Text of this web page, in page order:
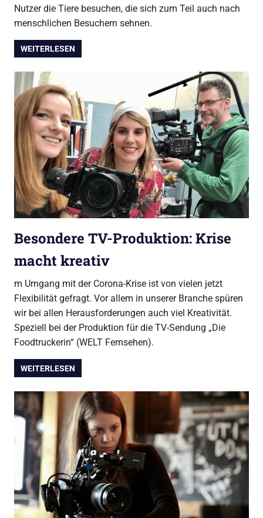
Nutzer die Tiere besuchen, die sich zum Teil auch nach
menschlichen Besuchern sehnen.
WEITERLESEN
Besondere TV-Produktion: Krise
macht kreativ
m Umgang mit der Corona-Krise ist von vielen jetzt
Flexibilität gefragt. Vor allem in unserer Branche spüren
wir bei allen Herausforderungen auch viel Kreativität.
Speziell bei der Produktion für die TV-Sendung „Die
Foodtruckerin“ (WELT Fernsehen).
WEITERLESEN